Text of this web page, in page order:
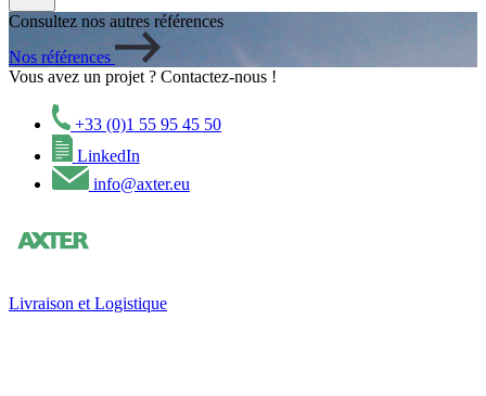
Consultez nos autres références
Nos références
Vous avez un projet ? Contactez-nous !
+33 (0)1 55 95 45 50
LinkedIn
info@axter.eu
Livraison et Logistique